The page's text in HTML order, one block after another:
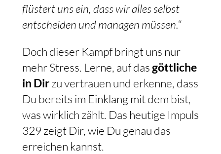
flüstert uns ein, dass wir alles selbst
entscheiden und managen müssen.“
Doch dieser Kampf bringt uns nur
mehr Stress. Lerne, auf das göttliche
in Dirzu vertrauen und erkenne, dass
Du bereits im Einklang mit dem bist,
was wirklich zählt. Das heutige Impuls
329 zeigt Dir, wie Du genau das
erreichen kannst.